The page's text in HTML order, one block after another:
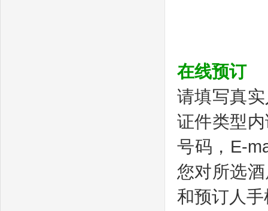
在线预订
请填写真
证件类型
号码，E-
您对所选
和预订人